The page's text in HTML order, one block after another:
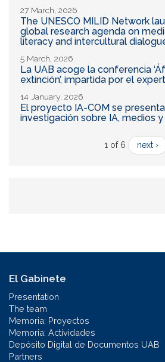
27 March, 2026
The UNESCO MILID Network
global research agenda on
literacy and intercultural
5 March, 2026
La UAB acoge la conferencia
extinción’, impartida por el
14 January, 2026
El proyecto IA-COM se
investigación sobre IA, medios
1 of 6 next ›
El Gabinete
Presentation
The team
Memoria: Proyectos
Memoria: Actividades
Depósito Digital de Documentos UAB
Partners